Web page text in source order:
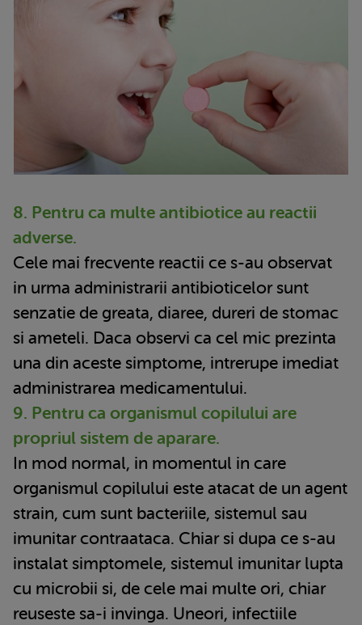
8. Pentru ca multe antibiotice au reactii
adverse.
Cele mai frecvente reactii ce s-au observat
in urma administrarii antibioticelor sunt
senzatie de greata, diaree, dureri de stomac
si ameteli. Daca observi ca cel mic prezinta
una din aceste simptome, intrerupe imediat
administrarea medicamentului.
9. Pentru ca organismul copilului are
propriul sistem de aparare.
In mod normal, in momentul in care
organismul copilului este atacat de un agent
strain, cum sunt bacteriile, sistemul sau
imunitar contraataca. Chiar si dupa ce s-au
instalat simptomele, sistemul imunitar lupta
cu microbii si, de cele mai multe ori, chiar
reuseste sa-i invinga. Uneori, infectiile